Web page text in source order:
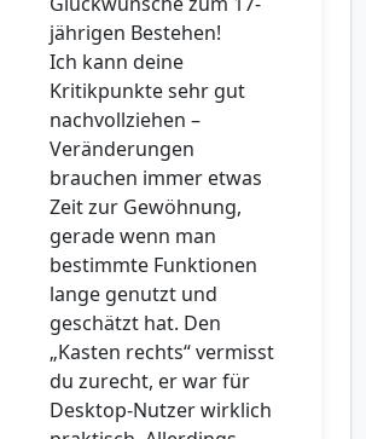
jährigen Bestehen!
Ich kann deine
Kritikpunkte sehr gut
nachvollziehen –
Veränderungen
brauchen immer etwas
Zeit zur Gewöhnung,
gerade wenn man
bestimmte Funktionen
lange genutzt und
geschätzt hat. Den
„Kasten rechts“ vermisst
du zurecht, er war für
Desktop-Nutzer wirklich